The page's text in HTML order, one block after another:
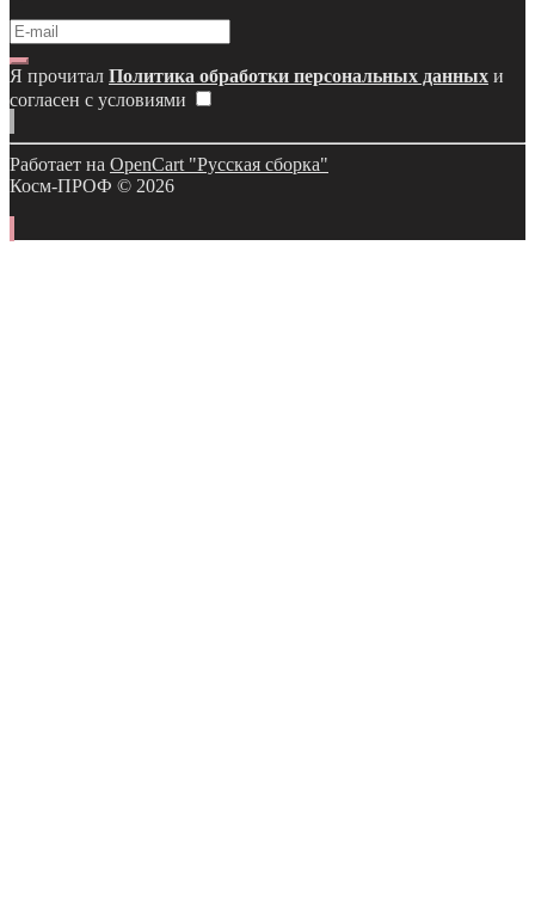
Я прочитал Политика обработки персональных данных и
согласен с условиями
Работает на OpenCart "Русская сборка"
Косм-ПРОФ © 2026